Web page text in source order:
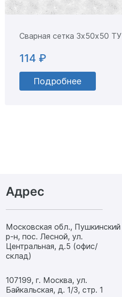
Сварная сетка 3х50х50 ТУ
114 ₽
Подробнее
Адрес
Московская обл., Пушкинский
р-н, пос. Лесной, ул.
Центральная, д.5 (офис/
склад)
107199, г. Москва, ул.
Байкальская, д. 1/3, стр. 1